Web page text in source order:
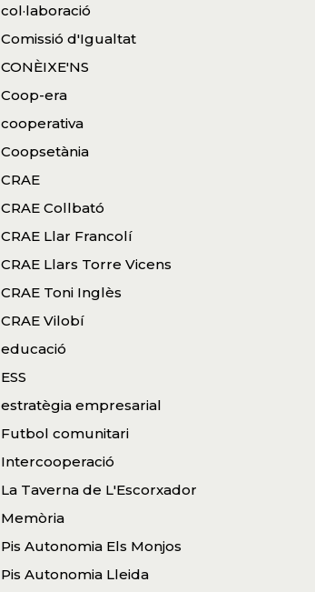
col·laboració
Comissió d'Igualtat
CONÈIXE'NS
Coop-era
cooperativa
Coopsetània
CRAE
CRAE Collbató
CRAE Llar Francolí
CRAE Llars Torre Vicens
CRAE Toni Inglès
CRAE Vilobí
educació
ESS
estratègia empresarial
Futbol comunitari
Intercooperació
La Taverna de L'Escorxador
Memòria
Pis Autonomia Els Monjos
Pis Autonomia Lleida